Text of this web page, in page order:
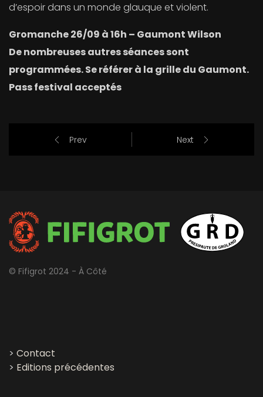
d’espoir dans un monde glauque et violent.
Gromanche 26/09 à 16h – Gaumont Wilson
De nombreuses autres séances sont
programmées. Se référer à la grille du Gaumont.
Pass festival acceptés
Prev Next
© Fifigrot 2024 - À Côté
> Contact
> Editions précédentes